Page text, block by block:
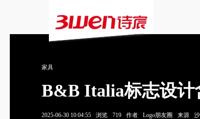
家具
B&B Italia标志设计
2025-06-30 10:04:55 浏览 719 作者 Logo朋友圈 来源